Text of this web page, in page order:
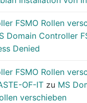
FSMO Rollen
Domain Controller
Denied
FSMO Rollen
OF-IT zu MS
verschieben